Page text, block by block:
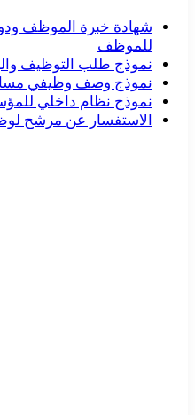
شهادة خبرة الموظف
للموظف
نموذج طلب التوظيف
نموذج وصف وظيفي
نموذج نظام داخلي
الاستفسار عن مرشح